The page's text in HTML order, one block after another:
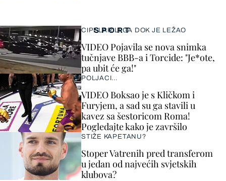
SPORT
CIPELARILI GA DOK JE LEŽAO
VIDEO Pojavila se nova snimka
tučnjave BBB-a i Torcide: "Je*ote,
pa ubit će ga!"
POLJACI...
VIDEO Boksao je s Kličkom i
Furyjem, a sad su ga stavili u
kavez sa šestoricom Roma!
Pogledajte kako je završilo
STIŽE KAPETANU?
Stoper Vatrenih pred transferom
u jedan od najvećih svjetskih
klubova?